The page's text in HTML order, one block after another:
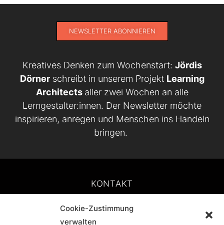
Cookie-Zustimmung
verwalten
NEWSLETTER ABONNIEREN
Kreatives Denken zum Wochenstart: Jördis
Dörnerschreibt in unserem Projekt Learning
Architects aller zwei Wochen an alle
Lerngestalter:innen. Der Newsletter möchte
inspirieren, anregen und Menschen ins Handeln
bringen.
KONTAKT
IMPRESSUM